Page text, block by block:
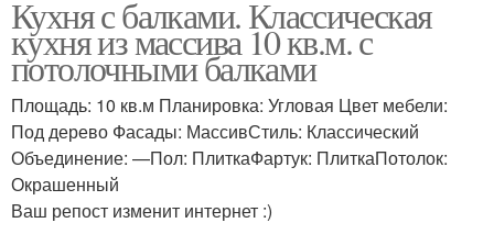
Кухня с балками. Классическая
кухня из массива 10 кв.м. с
потолочными балками
Площадь: 10 кв.м Планировка: Угловая Цвет мебели:
Под дерево Фасады: МассивСтиль: Классический
Объединение: —Пол: ПлиткаФартук: ПлиткаПотолок:
Окрашенный
Ваш репост изменит интернет :)